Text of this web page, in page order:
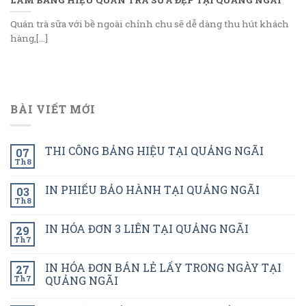
Quán trà sữa với bề ngoài chỉnh chu sẽ dễ dàng thu hút khách
hàng,[...]
BÀI VIẾT MỚI
07
Th8
THI CÔNG BẢNG HIỆU TẠI QUẢNG NGÃI
03
Th8
IN PHIẾU BẢO HÀNH TẠI QUẢNG NGÃI
29
Th7
IN HÓA ĐƠN 3 LIÊN TẠI QUẢNG NGÃI
27
Th7
IN HÓA ĐƠN BÁN LẺ LẤY TRONG NGÀY TẠI
QUẢNG NGÃI